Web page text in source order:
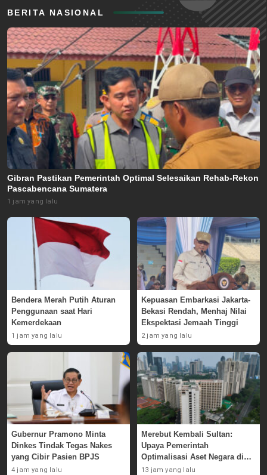
BERITA NASIONAL
Gibran Pastikan Pemerintah Optimal Selesaikan Rehab-Rekon
Pascabencana Sumatera
1 jam yang lalu
Bendera Merah Putih Aturan
Penggunaan saat Hari
Kemerdekaan
1 jam yang lalu
Kepuasan Embarkasi Jakarta-
Bekasi Rendah, Menhaj Nilai
Ekspektasi Jemaah Tinggi
2 jam yang lalu
Gubernur Pramono Minta
Dinkes Tindak Tegas Nakes
yang Cibir Pasien BPJS
4 jam yang lalu
Merebut Kembali Sultan:
Upaya Pemerintah
Optimalisasi Aset Negara di
GBK
13 jam yang lalu